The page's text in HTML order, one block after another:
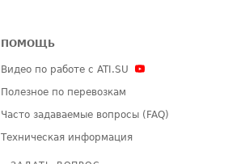
ПОМОЩЬ
Видео по работе с ATI.SU
Полезное по перевозкам
Часто задаваемые вопросы (FAQ)
Техническая информация